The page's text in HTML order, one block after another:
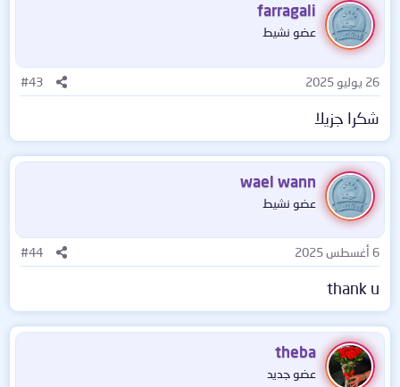
farragali
عضو نشيط
26 يوليو 2025 #43
شكرا جزيلا
wael wann
عضو نشيط
6 أغسطس 2025 #44
thank u
theba
عضو جديد